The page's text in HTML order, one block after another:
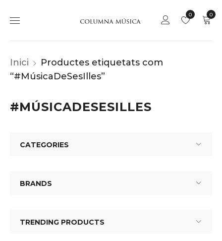
0
0
Inici
Productes etiquetats com
“#MúsicaDeSesIlles”
#MÚSICADESESILLES
CATEGORIES
BRANDS
TRENDING PRODUCTS